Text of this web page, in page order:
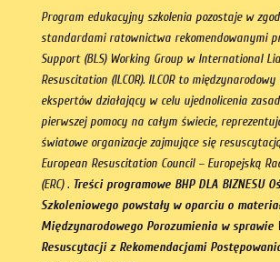
Program edukacyjny szkolenia pozostaje w
standardami ratownictwa rekomendowanymi
Support (BLS) Working Group w International
Resuscitation (ILCOR). ILCOR to
ekspertów działający w celu ujednolicenia
pierwszej pomocy na całym świecie,
światowe organizacje zajmujące się
European Resuscitation Council – Europejską
(ERC) .Treści programowe BHP DLA BIZNESU
Szkoleniowego powstały w oparciu o
Międzynarodowego Porozumienia w sprawie
Resuscytacji z Rekomendacjami